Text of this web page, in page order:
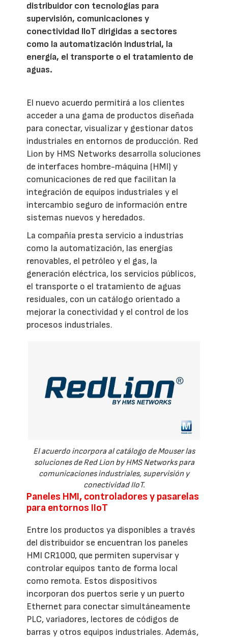
distribuidor con tecnologías para
supervisión, comunicaciones y
conectividad IIoT dirigidas a sectores
como la automatización industrial, la
energía, el transporte o el tratamiento de
aguas.
El nuevo acuerdo permitirá a los clientes
acceder a una gama de productos diseñada
para conectar, visualizar y gestionar datos
industriales en entornos de producción. Red
Lion by HMS Networks desarrolla soluciones
de interfaces hombre-máquina (HMI) y
comunicaciones de red que facilitan la
integración de equipos industriales y el
intercambio seguro de información entre
sistemas nuevos y heredados.
La compañía presta servicio a industrias
como la automatización, las energías
renovables, el petróleo y el gas, la
generación eléctrica, los servicios públicos,
el transporte o el tratamiento de aguas
residuales, con un catálogo orientado a
mejorar la conectividad y el control de los
procesos industriales.
El acuerdo incorpora al catálogo de Mouser las
soluciones de Red Lion by HMS Networks para
comunicaciones industriales, supervisión y
conectividad IIoT.
Paneles HMI, controladores y pasarelas
para entornos IIoT
Entre los productos ya disponibles a través
del distribuidor se encuentran los paneles
HMI CR1000, que permiten supervisar y
controlar equipos tanto de forma local
como remota. Estos dispositivos
incorporan dos puertos serie y un puerto
Ethernet para conectar simultáneamente
PLC, variadores, lectores de códigos de
barras y otros equipos industriales. Además,